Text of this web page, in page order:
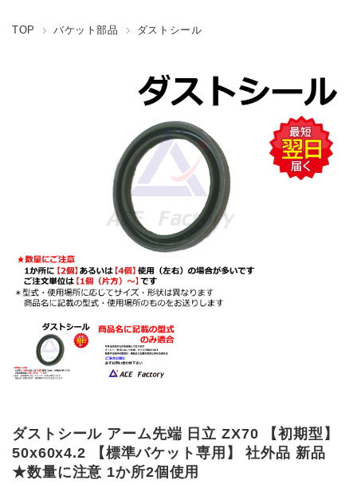
TOP バケット部品 ダストシール
ダストシール アーム先端 日立 ZX70 【初期型】
50x60x4.2 【標準バケット専用】 社外品 新品
★数量に注意 1か所2個使用